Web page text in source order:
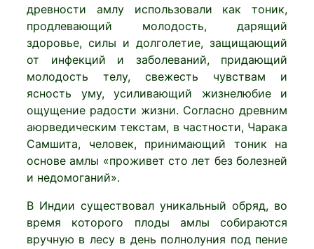
древности амлу использовали как тоник,
продлевающий молодость, дарящий
здоровье, силы и долголетие, защищающий
от инфекций и заболеваний, придающий
молодость телу, свежесть чувствам и
ясность уму, усиливающий жизнелюбие и
ощущение радости жизни. Согласно древним
аюрведическим текстам, в частности, Чарака
Самшита, человек, принимающий тоник на
основе амлы «проживет сто лет без болезней
и недомоганий».
В Индии существовал уникальный обряд, во
время которого плоды амлы собираются
вручную в лесу в день полнолуния под пение